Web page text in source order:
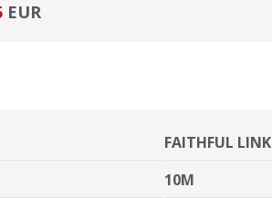
EUR
FAITHFUL LINK
10M